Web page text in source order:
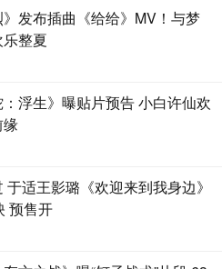
发布插曲《给给》MV！与梦
整夏
浮生》曝贴片预告 小白许仙欢
缘
于适王影璐《欢迎来到我身边》
预售开